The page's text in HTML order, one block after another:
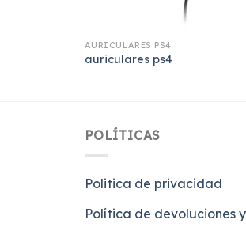
AURICULARES PS4
auriculares ps4
POLÍTICAS
Politica de privacidad
Política de devoluciones